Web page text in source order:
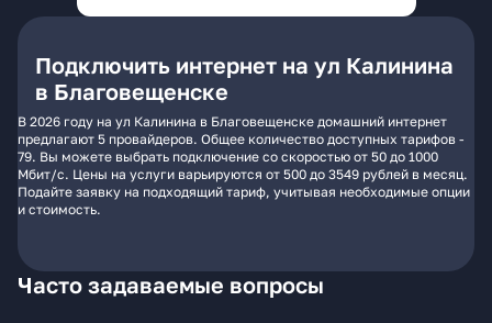
Подключить интернет на ул Калинина
в Благовещенске
В 2026 году на ул Калинина в Благовещенске домашний интернет
предлагают 5 провайдеров. Общее количество доступных тарифов -
79. Вы можете выбрать подключение со скоростью от 50 до 1000
Мбит/с. Цены на услуги варьируются от 500 до 3549 рублей в месяц.
Подайте заявку на подходящий тариф, учитывая необходимые опции
и стоимость.
Часто задаваемые вопросы